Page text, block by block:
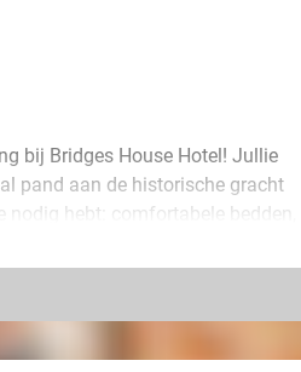
bij Bridges House Hotel! Jullie
pand aan de historische gracht
hebt: comfortabele bedden,
genoemde, maar dan met meer
lekker ontbijtje. Dankzij de late